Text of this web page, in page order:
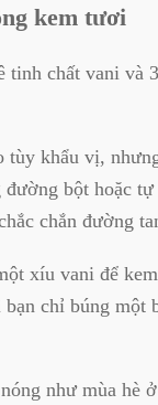
kem tươi
tinh chất vani và
tùy khẩu vị,
đường bột hoặc
chắn đường
xíu vani để
chỉ búng một
như mùa hè